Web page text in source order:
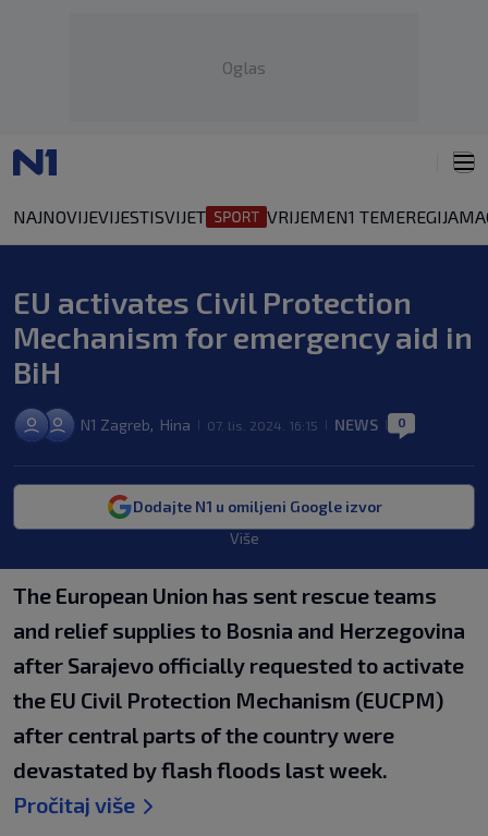
Oglas
NAJNOVIJEVIJESTISVIJET VRIJEMEN1 TEMEREGIJA
EU activates Civil Protection
Mechanism for emergency aid in
BiH
N1 Zagreb, Hina 07. lis. 2024. 16:15 NEWS 0
Dodajte N1 u omiljeni Google izvor
Više
The European Union has sent rescue teams
and relief supplies to Bosnia and Herzegovina
after Sarajevo officially requested to activate
the EU Civil Protection Mechanism (EUCPM)
after central parts of the country were
devastated by flash floods last week.
Pročitaj više